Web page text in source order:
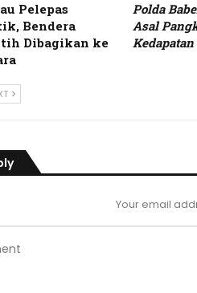
Pelepas
Bendera
Dibagikan ke
Polda
Asal
Your email